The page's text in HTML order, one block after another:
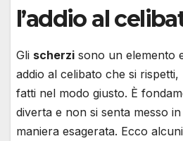
l’addio al
Gli scherzi sono un elemento
addio al celibato che si
fatti nel modo giusto. È
diverta e non si senta messo
maniera esagerata. Ecco